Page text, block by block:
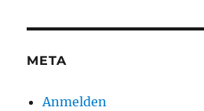
META
Anmelden